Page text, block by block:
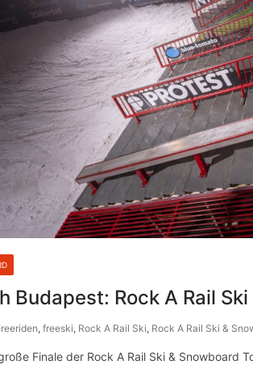
Budapest: Rock A Rail
, freeski, Rock A Rail Ski, Rock A Rail Ski &
Finale der Rock A Rail Ski & Snowboard